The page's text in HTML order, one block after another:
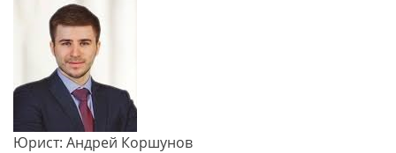
Юрист: Андрей Коршунов